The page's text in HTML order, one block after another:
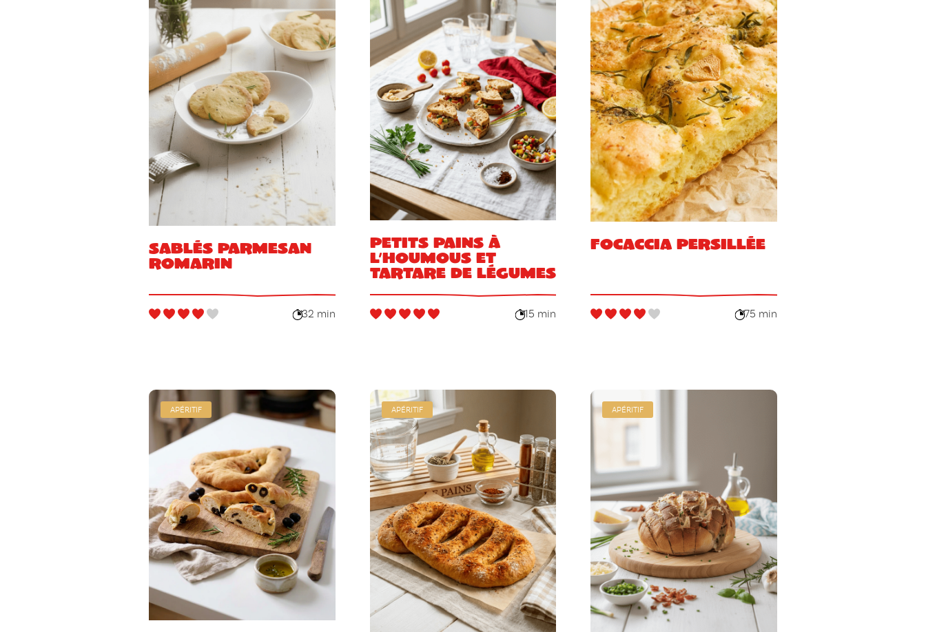
Sablés parmesan
romarin
32 min
Petits pains à
l’houmous et
tartare de légumes
15 min
Focaccia persillée
75 min
APÉRITIF APÉRITIF APÉRITIF